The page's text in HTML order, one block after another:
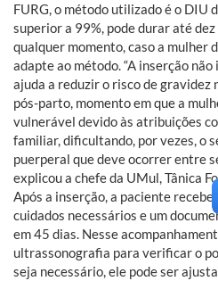
FURG, o método utilizado é o DIU
superior a 99%, pode durar até
qualquer momento, caso a mulher
adapte ao método. “A inserção
ajuda a reduzir o risco de gravidez
pós-parto, momento em que a
vulnerável devido às atribuições
familiar, dificultando, por vezes, o
puerperal que deve ocorrer entre
explicou a chefe da UMul, Tânica
Após a inserção, a paciente
cuidados necessários e um
em 45 dias. Nesse
ultrassonografia para verificar o
seja necessário, ele pode ser